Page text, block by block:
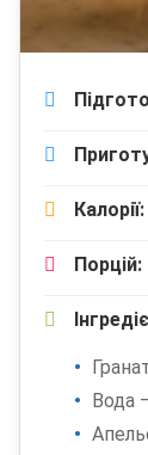
Калорії:
Порцій:
Вода